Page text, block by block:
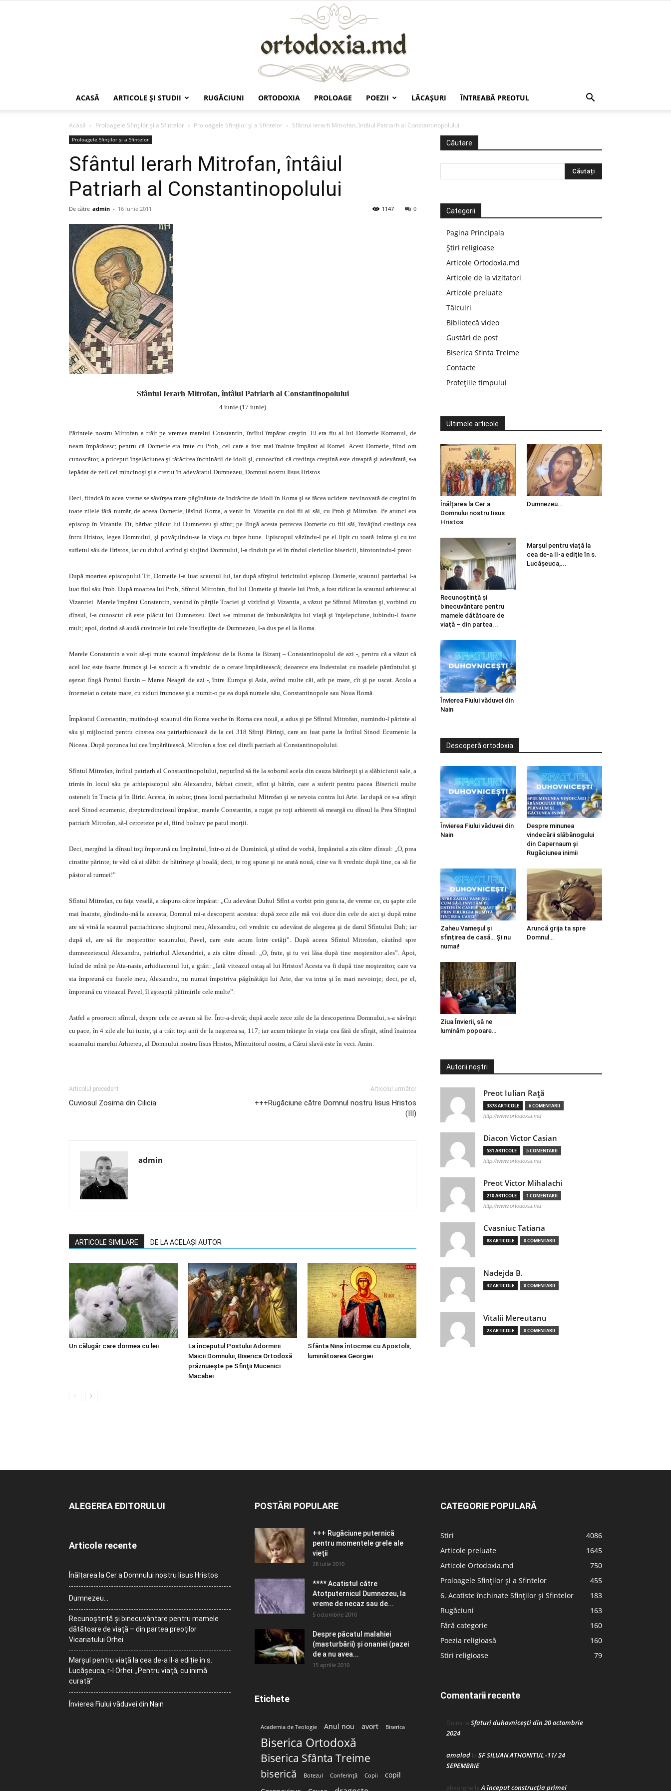
ACASĂ ARTICOLE ŞI STUDII RUGĂCIUNI ORTODOXIA PROLOAGE POEZII LĂCAŞURI ÎNTREABĂ PREOTUL
Acasă Proloagele Sfinților și a Sfintelor Proloagele Sfinților și a Sfintelor Sfântul Ierarh Mitrofan, întâiul Patriarh al Constantinopolului
Proloagele Sfinților și a Sfintelor
Sfântul Ierarh Mitrofan, întâiul
Patriarh al Constantinopolului
De către admin - 16 iunie 2011 0
1147
Sfântul Ierarh Mitrofan, întâiul Patriarh al Constantinopolului
4 iunie (17 iunie)
Părintele nostru Mitrofan a trăit pe vremea marelui Constantin, întîiul împărat creştin. El era fiu al lui Dometie Romanul, de
neam împărătesc; pentru că Dometie era frate cu Prob, cel care a fost mai înainte împărat al Romei. Acest Dometie, fiind om
cunoscător, a priceput înşelăciunea şi rătăcirea închinării de idoli şi, cunoscînd că credinţa creştină este dreaptă şi adevărată, s-a
lepădat de zeii cei mincinoşi şi a crezut în adevăratul Dumnezeu, Domnul nostru Iisus Hristos.
Deci, fiindcă în acea vreme se săvîrşea mare păgînătate de îndrăcire de idoli în Roma şi se făcea ucidere nevinovată de creştini în
toate zilele fără număr, de aceea Dometie, lăsînd Roma, a venit în Vizantia cu doi fii ai săi, cu Prob şi Mitrofan. Pe atunci era
episcop în Vizantia Tit, bărbat plăcut lui Dumnezeu şi sfînt; pe lîngă acesta petrecea Dometie cu fiii săi, învăţînd credinţa cea
întru Hristos, legea Domnului, şi povăţuindu-se la viaţa cu fapte bune. Episcopul văzîndu-l pe el lipit cu toată inima şi cu tot
sufletul său de Hristos, iar cu duhul arzînd şi slujind Domnului, l-a rînduit pe el în rîndul clericilor bisericii, hirotonindu-l preot.
După moartea episcopului Tit, Dometie i-a luat scaunul lui, iar după sfîrşitul fericitului episcop Dometie, scaunul patriarhal l-a
luat fiul său Prob. După moartea lui Prob, Sfîntul Mitrofan, fiul lui Dometie şi fratele lui Prob, a fost ridicat la scaunul arhieresc al
Vizantiei. Marele împărat Constantin, venind în părţile Traciei şi vizitînd şi Vizantia, a văzut pe Sfîntul Mitrofan şi, vorbind cu
dînsul, l-a cunoscut că este plăcut lui Dumnezeu. Deci s-a minunat de îmbunătăţita lui viaţă şi înţelepciune, iubindu-l foarte
mult; apoi, dorind să audă cuvintele lui cele însufleţite de Dumnezeu, l-a dus pe el la Roma.
Marele Constantin a voit să-şi mute scaunul împărătesc de la Roma la Bizanţ – Constantinopolul de azi -, pentru că a văzut că
acel loc este foarte frumos şi l-a socotit a fi vrednic de o cetate împărătească; deoarece era îndestulat cu roadele pămîntului şi
aşezat lîngă Pontul Euxin – Marea Neagră de azi -, între Europa şi Asia, avînd multe căi, atît pe mare, cît şi pe uscat. Acolo a
întemeiat o cetate mare, cu ziduri frumoase şi a numit-o pe ea după numele său, Constantinopole sau Noua Romă.
Împăratul Constantin, mutîndu-şi scaunul din Roma veche în Roma cea nouă, a adus şi pe Sfîntul Mitrofan, numindu-l părinte al
său şi mijlocind pentru cinstea cea patriarhicească de la cei 318 Sfinţi Părinţi, care au luat parte la întîiul Sinod Ecumenic la
Niceea. După porunca lui cea împărătească, Mitrofan a fost cel dintîi patriarh al Constantinopolului.
Sfîntul Mitrofan, întîiul patriarh al Constantinopolului, neputînd să fie la soborul acela din cauza bătrîneţii şi a slăbiciunii sale, a
trimis în locul său pe arhiepiscopul său Alexandru, bărbat cinstit, sfînt şi bătrîn, care a suferit pentru pacea Bisericii multe
osteneli în Tracia şi în Iliric. Acesta, în sobor, ţinea locul patriarhului Mitrofan şi se nevoia contra lui Arie. Iar după ce s-a sfîrşit
acel Sinod ecumenic, dreptcredinciosul împărat, marele Constantin, a rugat pe toţi arhiereii să meargă cu dînsul la Prea Sfinţitul
patriarh Mitrofan, să-l cerceteze pe el, fiind bolnav pe patul morţii.
Deci, mergînd la dînsul toţi împreună cu împăratul, într-o zi de Duminică, şi stînd de vorbă, împăratul a zis către dînsul: „O, prea
cinstite părinte, te văd că ai slăbit de bătrîneţe şi boală; deci, te rog spune şi ne arată nouă, cine va fi vrednic după tine, ca să fie
păstor al turmei!”
Sfîntul Mitrofan, cu faţa veselă, a răspuns către împărat: „Cu adevărat Duhul Sfînt a vorbit prin gura ta, de vreme ce, cu şapte zile
mai înainte, gîndindu-mă la aceasta, Domnul mi-a descoperit acestea: după zece zile mă voi duce din cele de aici şi după mine
are să vină la scaunul patriarhicesc slujitorul meu, Alexandru, cel vrednic cu adevărat de alegerea şi de darul Sfîntului Duh; iar
după el, are să fie moştenitor scaunului, Pavel, care este acum între cetăţi”. După aceea Sfîntul Mitrofan, căutînd spre
dumnezeiescul Alexandru, patriarhul Alexandriei, a zis către dînsul: „O, frate, şi tu vei lăsa după tine moştenitor ales”. Apoi,
luînd de mînă pe Ata-nasie, arhidiaconul lui, a grăit: „Iată viteazul ostaş al lui Hristos! Acesta va fi după tine moştenitor, care va
sta împreună cu fratele meu, Alexandru, nu numai împotriva păgînătăţii lui Arie, dar va intra şi în mari nevoinţe; deci, pe el,
împreună cu viteazul Pavel, îl aşteaptă pătimirile cele multe”.
Astfel a proorocit sfîntul, despre cele ce aveau să fie. Într-a-devăr, după acele zece zile de la descoperirea Domnului, s-a săvîrşit
cu pace, în 4 zile ale lui iunie, şi a trăit toţi anii de la naşterea sa, 117; iar acum trăieşte în viaţa cea fără de sfîrşit, stînd înaintea
scaunului marelui Arhiereu, al Domnului nostru Iisus Hristos, Mîntuitorul nostru, a Cărui slavă este în veci. Amin.
Articolul precedent
Cuviosul Zosima din Cilicia
Articolul următor
+++Rugăciune către Domnul nostru Iisus Hristos
(III)
admin
ARTICOLE SIMILARE DE LA ACELAȘI AUTOR
Un călugăr care dormea cu leii
La începutul Postului Adormirii
Maicii Domnului, Biserica Ortodoxă
prăznuiește pe Sfinţii Mucenici
Macabei
Sfânta Nina întocmai cu Apostolii,
luminătoarea Georgiei
Căutare
Categorii
Pagina Principala
Știri religioase
Articole Ortodoxia.md
Articole de la vizitatori
Articole preluate
Tâlcuiri
Bibliotecă video
Gustări de post
Biserica Sfinta Treime
Contacte
Profețiile timpului
Ultimele articole
Înălțarea la Cer a
Domnului nostru Iisus
Hristos
Dumnezeu…
Recunoștință și
binecuvântare pentru
mamele dătătoare de
viață – din partea...
Marșul pentru viață la
cea de-a II-a ediție în s.
Lucășeuca,...
Învierea Fiului văduvei din
Nain
Descoperă ortodoxia
Învierea Fiului văduvei din
Nain
Despre minunea
vindecării slăbănogului
din Capernaum și
Rugăciunea inimii
Zaheu Vameșul și
sfințirea de casă… Și nu
numai!
Aruncă grija ta spre
Domnul…
Ziua Învierii, să ne
luminăm popoare…
Autorii noștri
Preot Iulian Raţă
3878 ARTICOLE 6 COMENTARII
http://www.ortodoxia.md
Diacon Victor Casian
581 ARTICOLE 5 COMENTARII
http://www.ortodoxia.md
Preot Victor Mihalachi
210 ARTICOLE 1 COMENTARII
http://www.ortodoxia.md
Cvasniuc Tatiana
88 ARTICOLE 0 COMENTARII
Nadejda B.
32 ARTICOLE 0 COMENTARII
Vitalii Mereutanu
23 ARTICOLE 0 COMENTARII
ALEGEREA EDITORULUI
Articole recente
Înălțarea la Cer a Domnului nostru Iisus Hristos
Dumnezeu…
Recunoștință și binecuvântare pentru mamele
dătătoare de viață – din partea preoților
Vicariatului Orhei
Marșul pentru viață la cea de-a II-a ediție în s.
Lucășeuca, r-l Orhei: „Pentru viață, cu inimă
curată”
Învierea Fiului văduvei din Nain
POSTĂRI POPULARE
+++ Rugăciune puternică
pentru momentele grele ale
vieţii
28 iulie 2010
**** Acatistul către
Atotputernicul Dumnezeu, la
vreme de necaz sau de...
5 octombrie 2010
Despre păcatul malahiei
(masturbării) şi onaniei (pazei
de a nu avea...
15 aprilie 2010
Etichete
Academia de Teologie Anul nou avort Biserica
Biserica Ortodoxă
Biserica Sfânta Treime
biserică Botezul Conferință Copii
copil
CATEGORIE POPULARĂ
Stiri
4086
Articole preluate
1645
Articole Ortodoxia.md
750
Proloagele Sfinților și a Sfintelor
455
6. Acatiste închinate Sfinților și Sfintelor
183
Rugăciuni
163
Fără categorie
160
Poezia religioasă
160
Stiri religioase
79
Comentarii recente
Doina la Sfaturi duhovnicești din 20 octombrie
2024
amalad la SF SILUAN ATHONITUL -11/ 24
SEPEMBRIE
gheorghe laA început construcţia primei